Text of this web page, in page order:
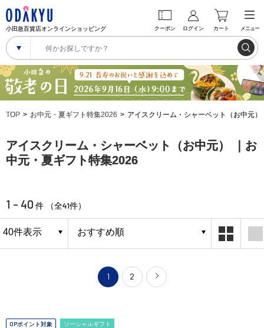
小田急百貨店オンラインショッピング クーポン ログイン カート メニュー
TOP お中元・夏ギフト特集2026 アイスクリーム・シャーベット（お中元）
アイスクリーム・シャーベット（お中元） ｜お
中元・夏ギフト特集2026
1 - 40 件 （全41件）
1 2
OPポイント対象
ソーシャルギフト